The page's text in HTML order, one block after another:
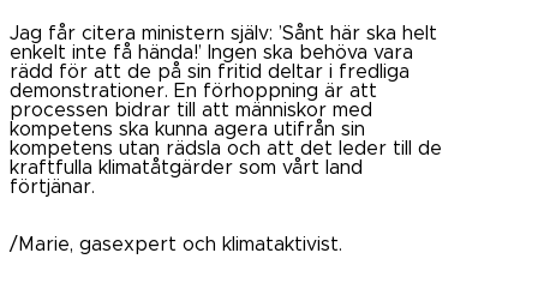
Jag får citera ministern själv: ’Sånt här ska helt
enkelt inte få hända!’ Ingen ska behöva vara
rädd för att de på sin fritid deltar i fredliga
demonstrationer. En förhoppning är att
processen bidrar till att människor med
kompetens ska kunna agera utifrån sin
kompetens utan rädsla och att det leder till de
kraftfulla klimatåtgärder som vårt land
förtjänar.
/Marie, gasexpert och klimataktivist.